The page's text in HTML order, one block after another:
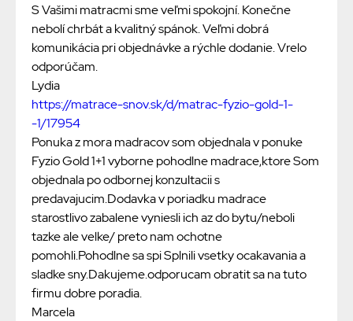
S Vašimi matracmi sme veľmi spokojní. Konečne
nebolí chrbát a kvalitný spánok. Veľmi dobrá
komunikácia pri objednávke a rýchle dodanie. Vrelo
odporúčam.
Lydia
https://matrace-snov.sk/d/matrac-fyzio-gold-1-
-1/17954
Ponuka z mora madracov som objednala v ponuke
Fyzio Gold 1+1 vyborne pohodlne madrace,ktore Som
objednala po odbornej konzultacii s
predavajucim.Dodavka v poriadku madrace
starostlivo zabalene vyniesli ich az do bytu/neboli
tazke ale velke/ preto nam ochotne
pomohli.Pohodlne sa spi Splnili vsetky ocakavania a
sladke sny.Dakujeme.odporucam obratit sa na tuto
firmu dobre poradia.
Marcela